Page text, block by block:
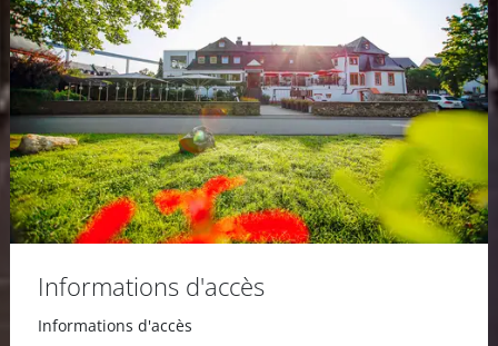
Informations d'accès
Informations d'accès